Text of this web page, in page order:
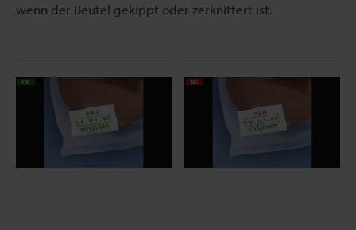
wenn der Beutel gekippt oder zerknittert ist.